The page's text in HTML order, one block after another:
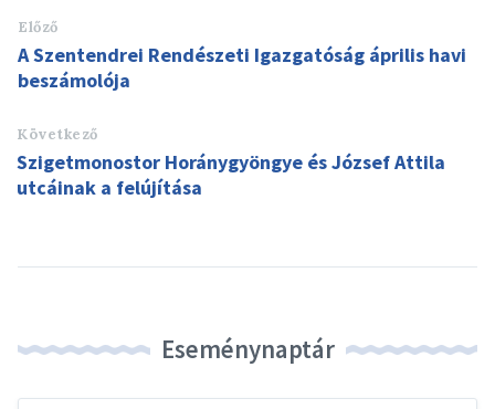
Előző
A Szentendrei Rendészeti Igazgatóság április havi
beszámolója
Következő
Szigetmonostor Horánygyöngye és József Attila
utcáinak a felújítása
Eseménynaptár